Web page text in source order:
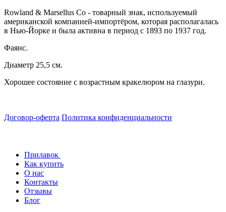
Rowland & Marsellus Co - товарный знак, используемый
американской компанией-импортёром, которая располагалась
в Нью-Йорке и была активна в период с 1893 по 1937 год.
Фаянс.
Диаметр 25,5 см.
Хорошее состояние с возрастным кракелюром на глазури.
Договор-оферта Политика конфиденциальности
Прилавок
Как купить
О нас
Контакты
Отзывы
Блог